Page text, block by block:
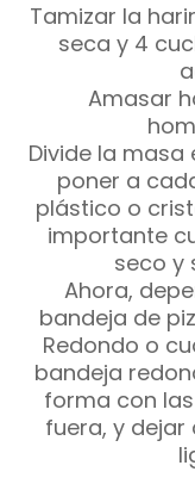
Tamizar la
seca y 4
Amasar
Divide la
poner a
plástico o
importante
seco y
Ahora,
bandeja de
Redondo o
bandeja
forma con
fuera, y